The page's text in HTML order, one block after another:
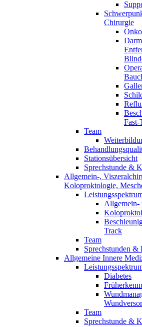
Chirurgie
Fast-
Team
Stationsübersicht
Sprechstunde &
Allgemein-,
Koloproktologie,
Allgemein-
Track
Team
Sprechstunden &
Allgemeine Innere
Diabetes
Team
Sprechstunde &